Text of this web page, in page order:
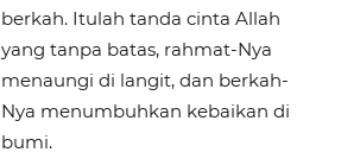
berkah. Itulah tanda cinta Allah
yang tanpa batas, rahmat-Nya
menaungi di langit, dan berkah-
Nya menumbuhkan kebaikan di
bumi.